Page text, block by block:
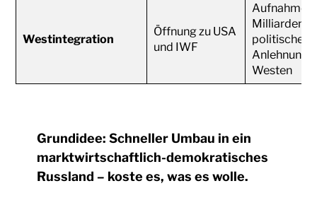
Westintegration
Öffnung zu USA
und IWF
Aufnahme
politische
Anlehnung
Westen
Grundidee: Schneller Umbau in ein
marktwirtschaftlich-demokratisches
Russland – koste es, was es wolle.